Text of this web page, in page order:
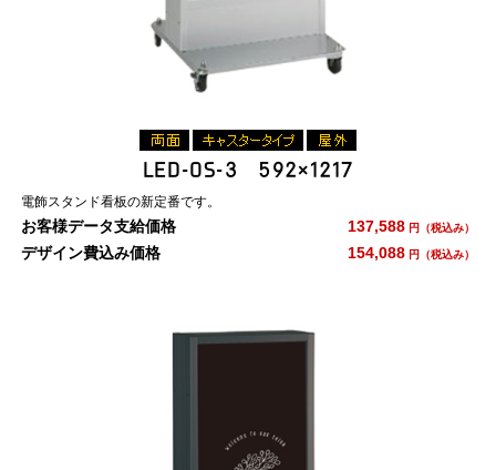
LED-OS-3 592×1217
電飾スタンド看板の新定番です。
お客様データ支給価格 137,588 円（税込み）
デザイン費込み価格 154,088 円（税込み）